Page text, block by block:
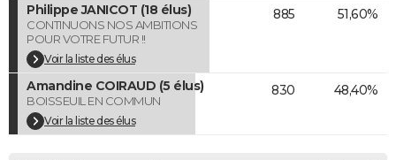
COPAINS D'AVANT
S'inscrire
Se connecter
Lycées
Collèges
Primaires
Universités
Entreprises
Service militaire
Avis de recherche
AVIS DE DÉCÈS
FORUM
Bricolage
Lifestyle
Culture
Sport
Auto
Television
Voyage
Cinema
Philippe JANICOT (18 élus)
CONTINUONS NOS AMBITIONS
POUR VOTRE FUTUR !!
Voir la liste des élus
885 51,60%
Amandine COIRAUD (5 élus)
BOISSEUIL EN COMMUN
Voir la liste des élus
830 48,40%